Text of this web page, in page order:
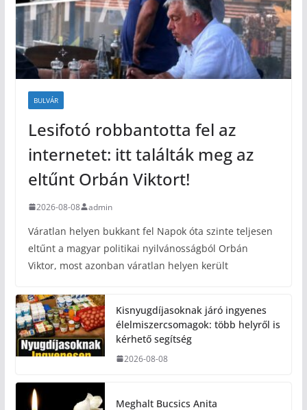
BULVÁR
Lesifotó robbantotta fel az
internetet: itt találták meg az
eltűnt Orbán Viktort!
2026-08-08 admin
Váratlan helyen bukkant fel Napok óta szinte teljesen
eltűnt a magyar politikai nyilvánosságból Orbán
Viktor, most azonban váratlan helyen került
Kisnyugdíjasoknak járó ingyenes
élelmiszercsomagok: több helyről is
kérhető segítség
2026-08-08
Meghalt Bucsics Anita